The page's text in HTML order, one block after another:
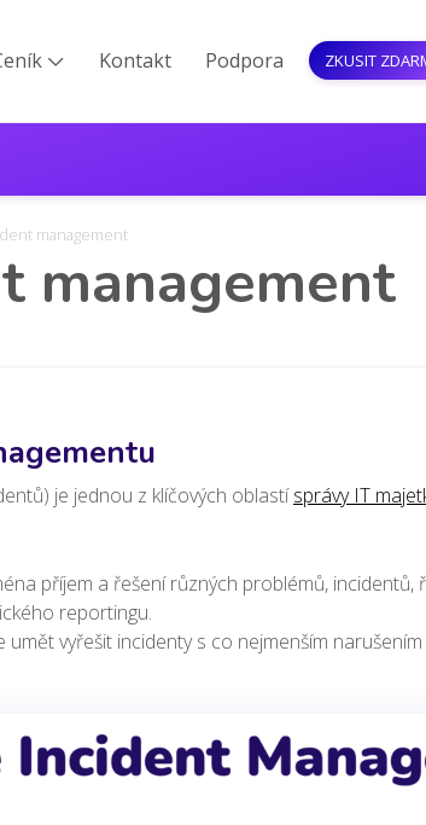
 Kontakt Podpora ZKUSIT
management
management
je jednou z klíčových oblastísprávy IT
příjem a řešení různých problémů, incidentů,
reportingu.
umět vyřešit incidenty s co nejmenším